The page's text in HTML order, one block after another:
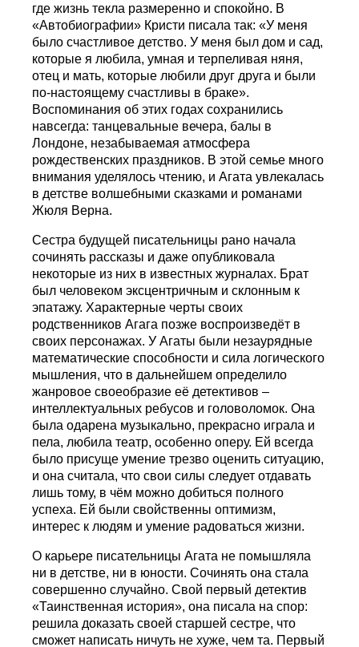
где жизнь текла размеренно и спокойно. В
«Автобиографии» Кристи писала так: «У меня
было счастливое детство. У меня был дом и сад,
которые я любила, умная и терпеливая няня,
отец и мать, которые любили друг друга и были
по-настоящему счастливы в браке».
Воспоминания об этих годах сохранились
навсегда: танцевальные вечера, балы в
Лондоне, незабываемая атмосфера
рождественских праздников. В этой семье много
внимания уделялось чтению, и Агата увлекалась
в детстве волшебными сказками и романами
Жюля Верна.
Сестра будущей писательницы рано начала
сочинять рассказы и даже опубликовала
некоторые из них в известных журналах. Брат
был человеком эксцентричным и склонным к
эпатажу. Характерные черты своих
родственников Агага позже воспроизведёт в
своих персонажах. У Агаты были незаурядные
математические способности и сила логического
мышления, что в дальнейшем определило
жанровое своеобразие её детективов –
интеллектуальных ребусов и головоломок. Она
была одарена музыкально, прекрасно играла и
пела, любила театр, особенно оперу. Ей всегда
было присуще умение трезво оценить ситуацию,
и она считала, что свои силы следует отдавать
лишь тому, в чём можно добиться полного
успеха. Ей были свойственны оптимизм,
интерес к людям и умение радоваться жизни.
О карьере писательницы Агата не помышляла
ни в детстве, ни в юности. Сочинять она стала
совершенно случайно. Свой первый детектив
«Таинственная история», она писала на спор:
решила доказать своей старшей сестре, что
сможет написать ничуть не хуже, чем та. Первый